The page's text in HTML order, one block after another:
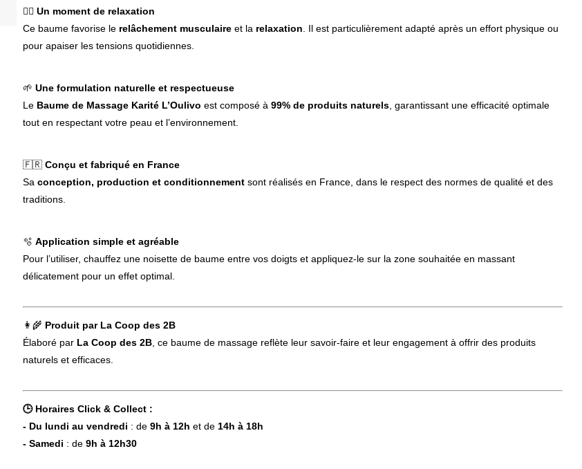
💆‍♂️ Un moment de relaxation
Ce baume favorise le relâchement musculaireet la relaxation. Il est particulièrement adapté après un effort physique ou
pour apaiser les tensions quotidiennes.
🌱 Une formulation naturelle et respectueuse
Le Baume de Massage Karité L’Oulivo est composé à 99% de produits naturels, garantissant une efficacité optimale
tout en respectant votre peau et l’environnement.
🇫🇷 Conçu et fabriqué en France
Sa conception, production et conditionnementsont réalisés en France, dans le respect des normes de qualité et des
traditions.
🫧 Application simple et agréable
Pour l’utiliser, chauffez une noisette de baume entre vos doigts et appliquez-le sur la zone souhaitée en massant
délicatement pour un effet optimal.
👩‍🌾 Produit par La Coop des 2B
Élaboré par La Coop des 2B, ce baume de massage reflète leur savoir-faire et leur engagement à offrir des produits
naturels et efficaces.
🕒 Horaires Click & Collect :
- Du lundi au vendredi : de 9h à 12h et de 14h à 18h
- Samedi : de 9h à 12h30